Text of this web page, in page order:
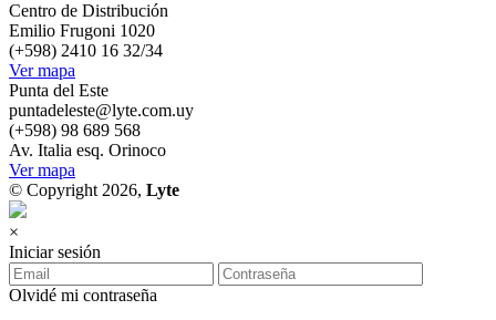
Centro de Distribución
Emilio Frugoni 1020
(+598) 2410 16 32/34
Ver mapa
Punta del Este
puntadeleste@lyte.com.uy
(+598) 98 689 568
Av. Italia esq. Orinoco
Ver mapa
© Copyright 2026, Lyte
×
Iniciar sesión
Olvidé mi contraseña